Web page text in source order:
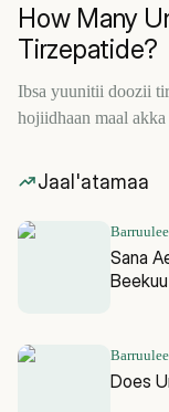
How Many
Tirzepatide?
Ibsa yuunitii doozii
hojiidhaan maal akka
Jaal'atamaa
Barruulee
Sana
Barruulee
Does